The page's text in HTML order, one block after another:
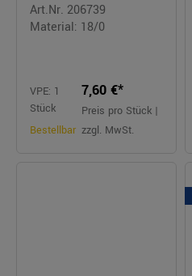
Art.Nr. 206739
Material: 18/0
VPE: 1
Stück
Bestellbar
7,60 €*
Preis pro Stück |
zzgl. MwSt.